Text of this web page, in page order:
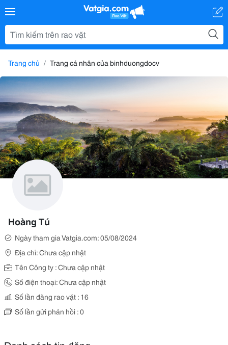
Trang chủ Trang cá nhân của binhduongdocv
Hoàng Tú
Ngày tham gia Vatgia.com: 05/08/2024
Địa chỉ: Chưa cập nhật
Tên Công ty : Chưa cập nhật
Số điện thoại: Chưa cập nhật
Số lần đăng rao vặt : 16
Số lần gửi phản hồi : 0